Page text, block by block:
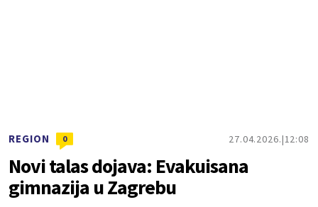
REGION 0 27.04.2026. 12:08
Novi talas dojava: Evakuisana
gimnazija u Zagrebu